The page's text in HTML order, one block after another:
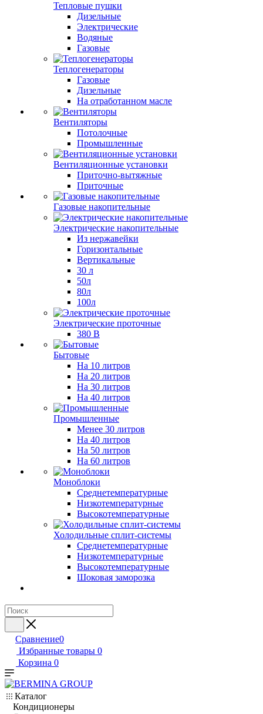
Тепловые пушки
Дизельные
Электрические
Водяные
Газовые
Теплогенераторы
Газовые
Дизельные
На отработанном масле
Вентиляторы
Потолочные
Промышленные
Вентиляционные установки
Приточно-вытяжные
Приточные
Газовые накопительные
Электрические накопительные
Из нержавейки
Горизонтальные
Вертикальные
30 л
50л
80л
100л
Электрические проточные
380 В
Бытовые
На 10 литров
На 20 литров
На 30 литров
На 40 литров
Промышленные
Менее 30 литров
На 40 литров
На 50 литров
На 60 литров
Моноблоки
Среднетемпературные
Низкотемпературные
Высокотемпературные
Холодильные сплит-системы
Среднетемпературные
Низкотемпературные
Высокотемпературные
Шоковая заморозка
Сравнение0
Избранные товары 0
Корзина 0
Каталог
Кондиционеры